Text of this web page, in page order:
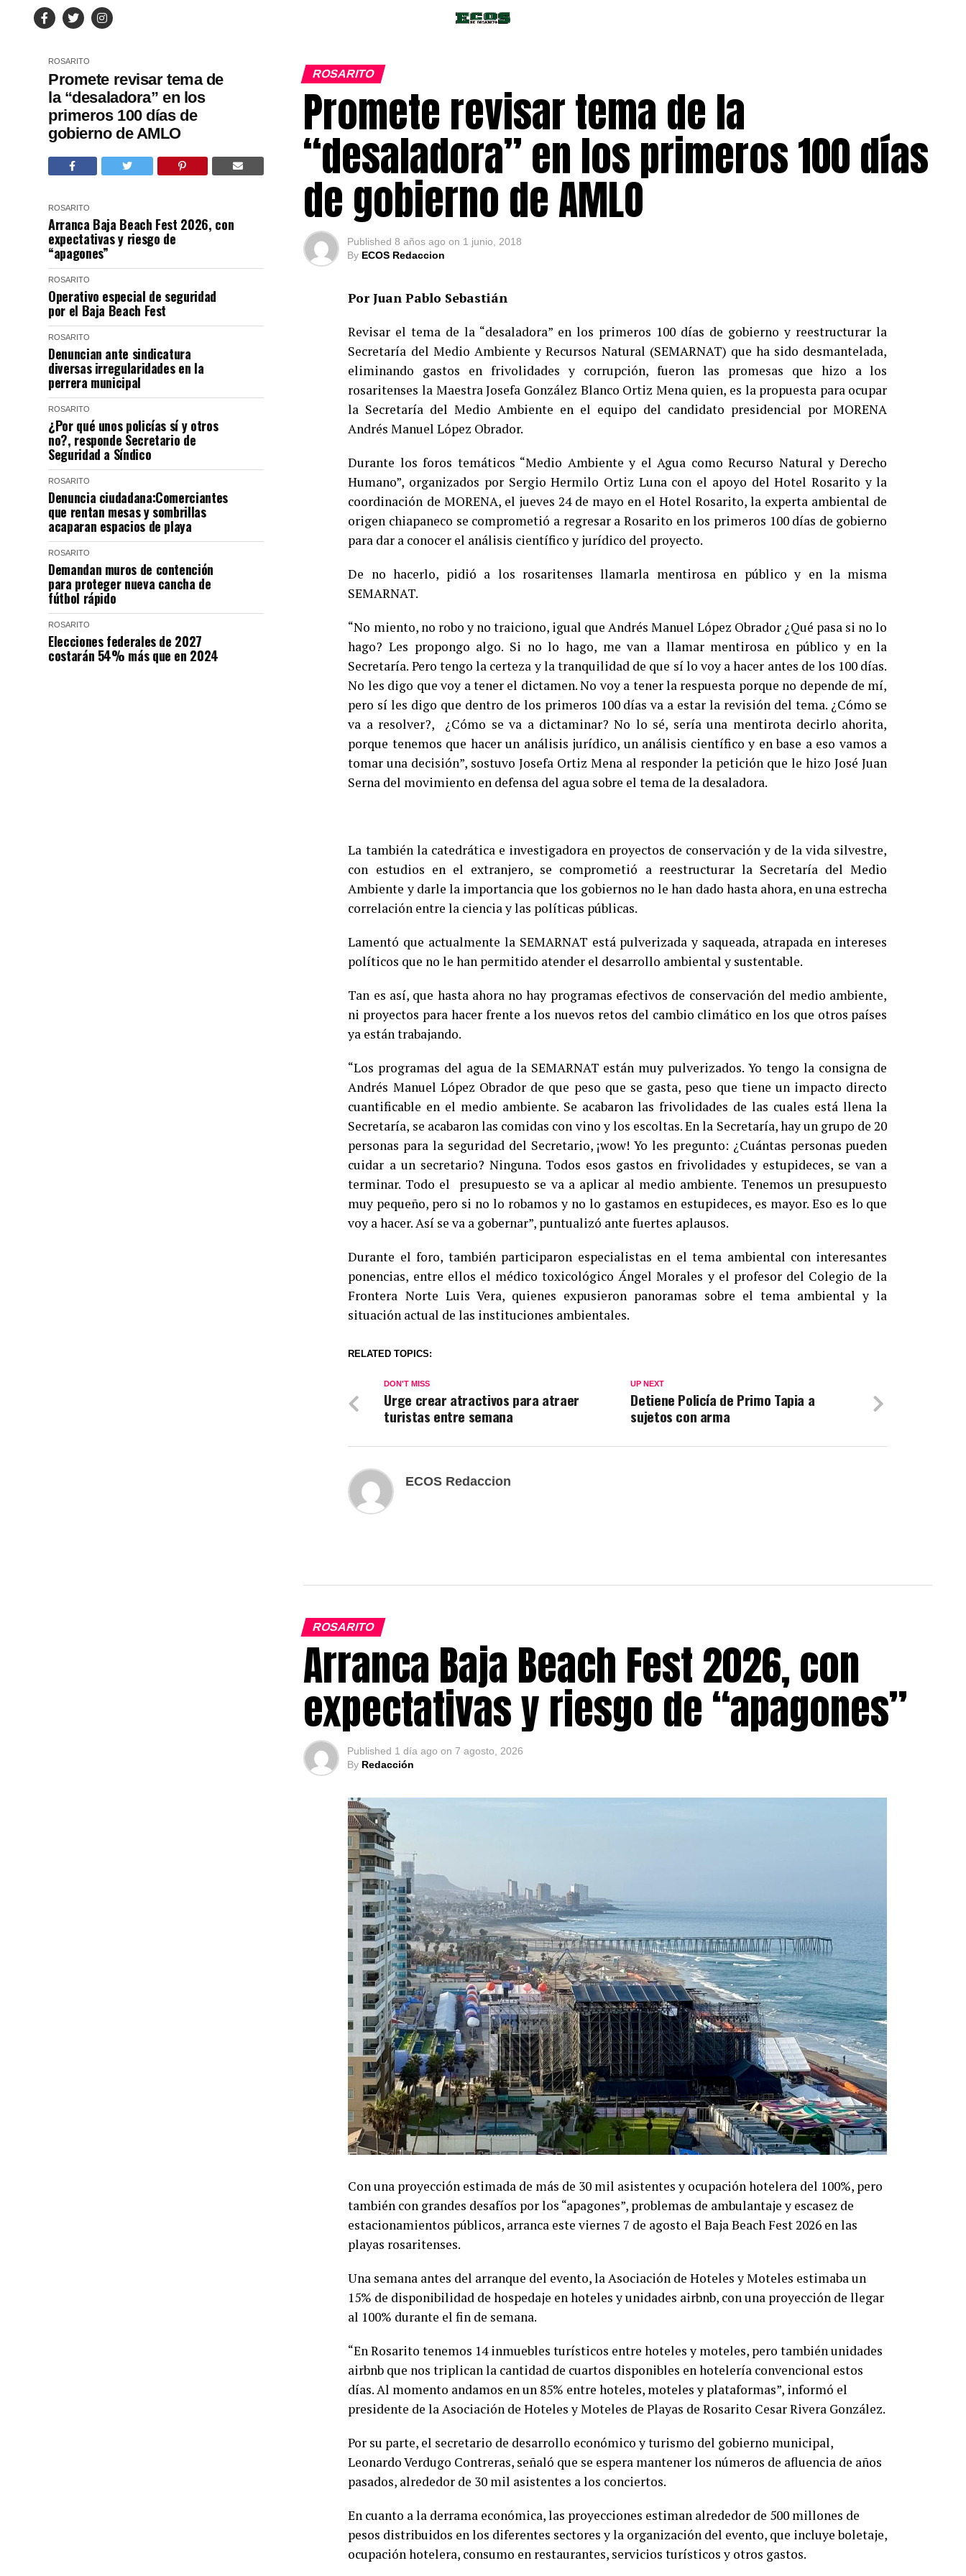
ROSARITO
Promete revisar tema de
la “desaladora” en los
primeros 100 días de
gobierno de AMLO
ROSARITO
Arranca Baja Beach Fest 2026, con
expectativas y riesgo de
“apagones”
ROSARITO
Operativo especial de seguridad
por el Baja Beach Fest
ROSARITO
Denuncian ante sindicatura
diversas irregularidades en la
perrera municipal
ROSARITO
¿Por qué unos policías sí y otros
no?, responde Secretario de
Seguridad a Síndico
ROSARITO
Denuncia ciudadana:Comerciantes
que rentan mesas y sombrillas
acaparan espacios de playa
ROSARITO
Demandan muros de contención
para proteger nueva cancha de
fútbol rápido
ROSARITO
Elecciones federales de 2027
costarán 54% más que en 2024
ROSARITO
Promete revisar tema de la
“desaladora” en los primeros 100 días
de gobierno de AMLO
Published 8 años ago on 1 junio, 2018
By ECOS Redaccion
Por Juan Pablo Sebastián
Revisar el tema de la “desaladora” en los primeros 100 días de gobierno y reestructurar la
Secretaría del Medio Ambiente y Recursos Natural (SEMARNAT) que ha sido desmantelada,
eliminando gastos en frivolidades y corrupción, fueron las promesas que hizo a los
rosaritenses la Maestra Josefa González Blanco Ortiz Mena quien, es la propuesta para ocupar
la Secretaría del Medio Ambiente en el equipo del candidato presidencial por MORENA
Andrés Manuel López Obrador.
Durante los foros temáticos “Medio Ambiente y el Agua como Recurso Natural y Derecho
Humano”, organizados por Sergio Hermilo Ortiz Luna con el apoyo del Hotel Rosarito y la
coordinación de MORENA, el jueves 24 de mayo en el Hotel Rosarito, la experta ambiental de
origen chiapaneco se comprometió a regresar a Rosarito en los primeros 100 días de gobierno
para dar a conocer el análisis científico y jurídico del proyecto.
De no hacerlo, pidió a los rosaritenses llamarla mentirosa en público y en la misma
SEMARNAT.
“No miento, no robo y no traiciono, igual que Andrés Manuel López Obrador ¿Qué pasa si no lo
hago? Les propongo algo. Si no lo hago, me van a llamar mentirosa en público y en la
Secretaría. Pero tengo la certeza y la tranquilidad de que sí lo voy a hacer antes de los 100 días.
No les digo que voy a tener el dictamen. No voy a tener la respuesta porque no depende de mí,
pero sí les digo que dentro de los primeros 100 días va a estar la revisión del tema. ¿Cómo se
va a resolver?, ¿Cómo se va a dictaminar? No lo sé, sería una mentirota decirlo ahorita,
porque tenemos que hacer un análisis jurídico, un análisis científico y en base a eso vamos a
tomar una decisión”, sostuvo Josefa Ortiz Mena al responder la petición que le hizo José Juan
Serna del movimiento en defensa del agua sobre el tema de la desaladora.
La también la catedrática e investigadora en proyectos de conservación y de la vida silvestre,
con estudios en el extranjero, se comprometió a reestructurar la Secretaría del Medio
Ambiente y darle la importancia que los gobiernos no le han dado hasta ahora, en una estrecha
correlación entre la ciencia y las políticas públicas.
Lamentó que actualmente la SEMARNAT está pulverizada y saqueada, atrapada en intereses
políticos que no le han permitido atender el desarrollo ambiental y sustentable.
Tan es así, que hasta ahora no hay programas efectivos de conservación del medio ambiente,
ni proyectos para hacer frente a los nuevos retos del cambio climático en los que otros países
ya están trabajando.
“Los programas del agua de la SEMARNAT están muy pulverizados. Yo tengo la consigna de
Andrés Manuel López Obrador de que peso que se gasta, peso que tiene un impacto directo
cuantificable en el medio ambiente. Se acabaron las frivolidades de las cuales está llena la
Secretaría, se acabaron las comidas con vino y los escoltas. En la Secretaría, hay un grupo de 20
personas para la seguridad del Secretario, ¡wow! Yo les pregunto: ¿Cuántas personas pueden
cuidar a un secretario? Ninguna. Todos esos gastos en frivolidades y estupideces, se van a
terminar. Todo el presupuesto se va a aplicar al medio ambiente. Tenemos un presupuesto
muy pequeño, pero si no lo robamos y no lo gastamos en estupideces, es mayor. Eso es lo que
voy a hacer. Así se va a gobernar”, puntualizó ante fuertes aplausos.
Durante el foro, también participaron especialistas en el tema ambiental con interesantes
ponencias, entre ellos el médico toxicológico Ángel Morales y el profesor del Colegio de la
Frontera Norte Luis Vera, quienes expusieron panoramas sobre el tema ambiental y la
situación actual de las instituciones ambientales.
RELATED TOPICS:
UP NEXT
Detiene Policía de Primo Tapia a
sujetos con arma
DON'T MISS
Urge crear atractivos para atraer
turistas entre semana
ECOS Redaccion
ROSARITO
Arranca Baja Beach Fest 2026, con
expectativas y riesgo de “apagones”
Published 1 día ago on 7 agosto, 2026
By Redacción
Con una proyección estimada de más de 30 mil asistentes y ocupación hotelera del 100%, pero
también con grandes desafíos por los “apagones”, problemas de ambulantaje y escasez de
estacionamientos públicos, arranca este viernes 7 de agosto el Baja Beach Fest 2026 en las
playas rosaritenses.
Una semana antes del arranque del evento, la Asociación de Hoteles y Moteles estimaba un
15% de disponibilidad de hospedaje en hoteles y unidades airbnb, con una proyección de llegar
al 100% durante el fin de semana.
“En Rosarito tenemos 14 inmuebles turísticos entre hoteles y moteles, pero también unidades
airbnb que nos triplican la cantidad de cuartos disponibles en hotelería convencional estos
días. Al momento andamos en un 85% entre hoteles, moteles y plataformas”, informó el
presidente de la Asociación de Hoteles y Moteles de Playas de Rosarito Cesar Rivera González.
Por su parte, el secretario de desarrollo económico y turismo del gobierno municipal,
Leonardo Verdugo Contreras, señaló que se espera mantener los números de afluencia de años
pasados, alrededor de 30 mil asistentes a los conciertos.
En cuanto a la derrama económica, las proyecciones estiman alrededor de 500 millones de
pesos distribuidos en los diferentes sectores y la organización del evento, que incluye boletaje,
ocupación hotelera, consumo en restaurantes, servicios turísticos y otros gastos.